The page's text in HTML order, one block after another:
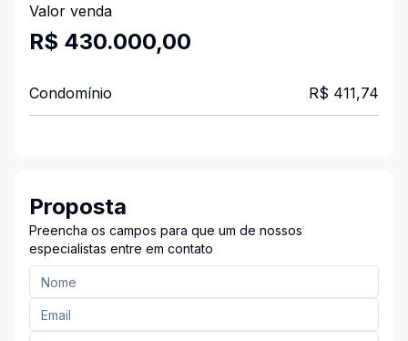
Valor venda
R$ 430.000,00
Condomínio R$ 411,74
Proposta
Preencha os campos para que um de nossos
especialistas entre em contato